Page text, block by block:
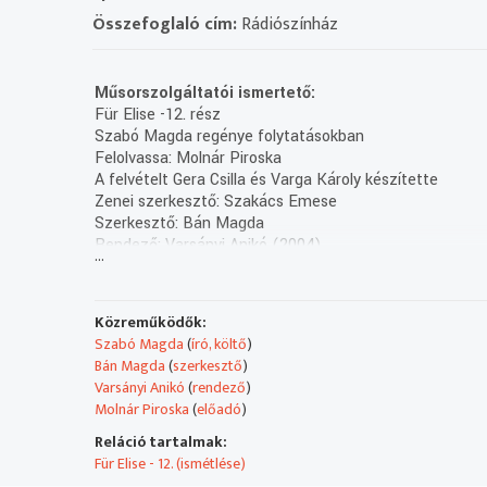
Összefoglaló cím:Rádiószínház
Műsorszolgáltatói ismertető:
Für Elise -12. rész
Szabó Magda regénye folytatásokban
Felolvassa: Molnár Piroska
A felvételt Gera Csilla és Varga Károly készítette
Zenei szerkesztő: Szakács Emese
Szerkesztő: Bán Magda
Rendező: Varsányi Anikó (2004)
(XIII/13.rész: holnap, K.13.04)
Szabó Magda 90 éves okt. 5-én
...
Közreműködők:
Szabó Magda(író, költő)
Bán Magda(szerkesztő)
Varsányi Anikó(rendező)
Molnár Piroska(előadó)
Reláció tartalmak:
Für Elise - 12. (ismétlése)